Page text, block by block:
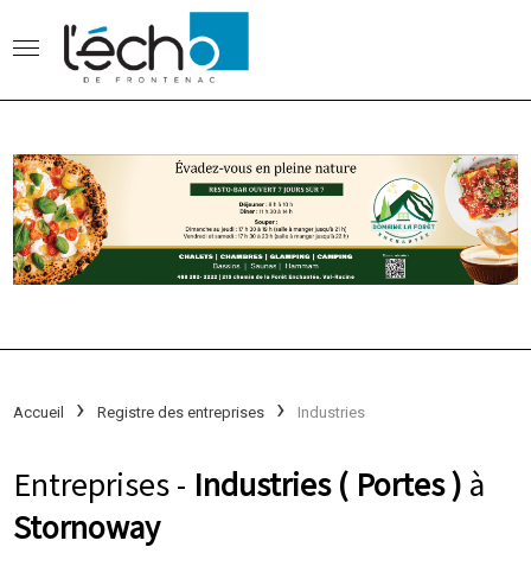
Accueil Registre des entreprises Industries
Entreprises - Industries ( Portes ) à
Stornoway